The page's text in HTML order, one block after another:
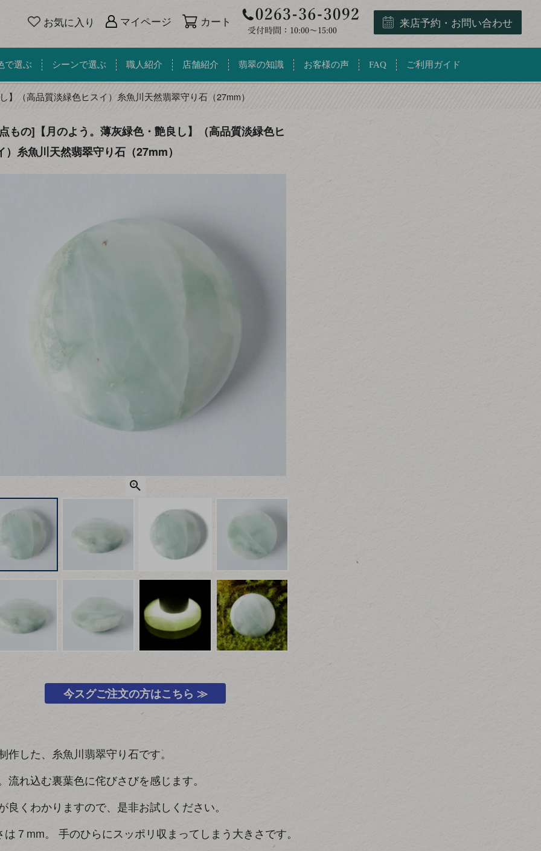
お気に入り マイページ カート 来店予約・お問い合わせ
で選ぶ シーンで選ぶ 職人紹介 店舗紹介 翡翠の知識 お客様の声 FAQ ご利用ガイド
】（高品質淡緑色ヒスイ）糸魚川天然翡翠守り石（27mm）
もの]【月のよう。薄灰緑色・艶良し】（高品質淡緑色ヒ
）糸魚川天然翡翠守り石（27mm）
今スグご注文の方はこちら ≫
作した、糸魚川翡翠守り石です。
流れ込む裏葉色に侘びさびを感じます。
良くわかりますので、是非お試しください。
７mm。 手のひらにスッポリ収まってしまう大きさです。